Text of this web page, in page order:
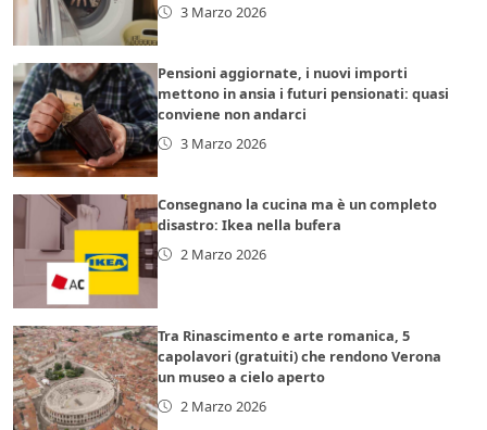
3 Marzo 2026
Pensioni aggiornate, i nuovi importi
mettono in ansia i futuri pensionati: quasi
conviene non andarci
3 Marzo 2026
Consegnano la cucina ma è un completo
disastro: Ikea nella bufera
2 Marzo 2026
Tra Rinascimento e arte romanica, 5
capolavori (gratuiti) che rendono Verona
un museo a cielo aperto
2 Marzo 2026